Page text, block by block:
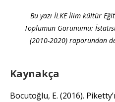
Bu yazı İLKE İlim kültür
Toplumun Görünümü:
(2010-2020) raporundan
Kaynakça
Bocutoğlu, E. (2016).